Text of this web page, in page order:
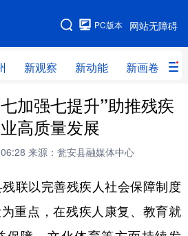
网站无障碍
PC版本
新观察 新动能 新画卷
网站地图
新动能 新画卷
导 人事
直播
州 律动贵州 健康贵州
窗 县区直达 企业速递
加强七提升”助推残疾
高质量发展
来源：瓮安县融媒体中心
联以完善残疾人社会保障制度
重点，在残疾人康复、教育就